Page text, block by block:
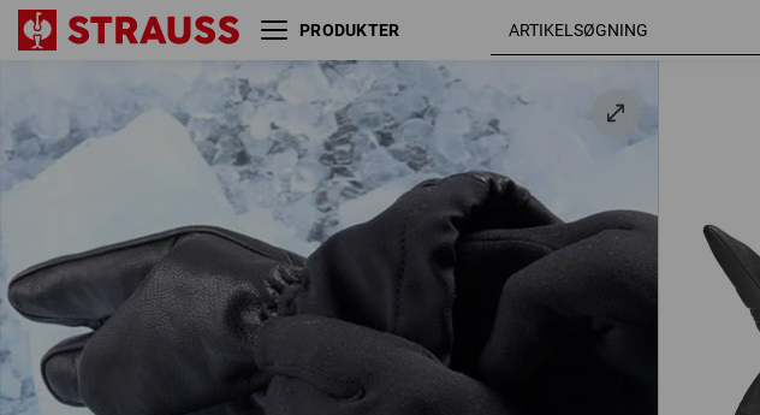
PRODUKTER
e.s. vinterhandsker Cupid Ice sort / grå 9